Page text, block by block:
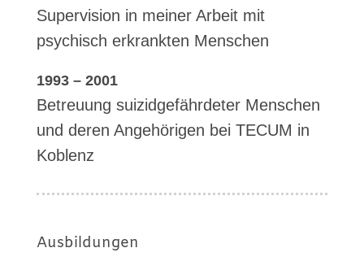
Supervision in meiner Arbeit mit
psychisch erkrankten Menschen
1993 – 2001
Betreuung suizidgefährdeter Menschen
und deren Angehörigen bei TECUM in
Koblenz
Ausbildungen